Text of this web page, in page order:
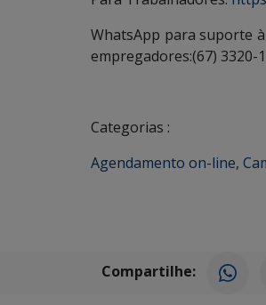
WhatsApp para suporte
empregadores:(67) 3320-
Categorias :
Agendamento on-line,
Compartilhe: